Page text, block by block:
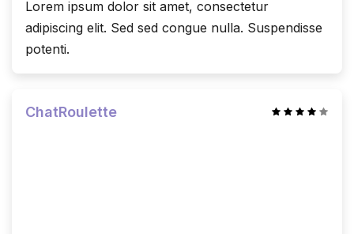
Lorem ipsum dolor sit amet, consectetur
adipiscing elit. Sed sed congue nulla. Suspendisse
potenti.
ChatRoulette